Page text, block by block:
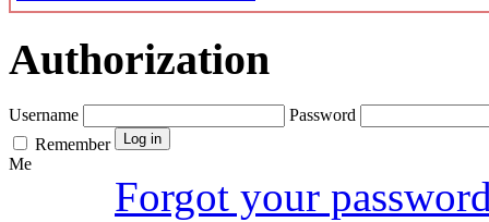
Authorization
Username
Password
Remember
Me
Forgot your